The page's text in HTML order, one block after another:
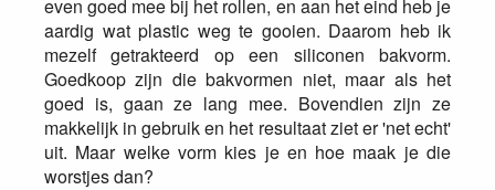
even goed mee bij het rollen, en aan het eind heb je
aardig wat plastic weg te gooien. Daarom heb ik
mezelf getrakteerd op een siliconen bakvorm.
Goedkoop zijn die bakvormen niet, maar als het
goed is, gaan ze lang mee. Bovendien zijn ze
makkelijk in gebruik en het resultaat ziet er 'net echt'
uit. Maar welke vorm kies je en hoe maak je die
worstjes dan?